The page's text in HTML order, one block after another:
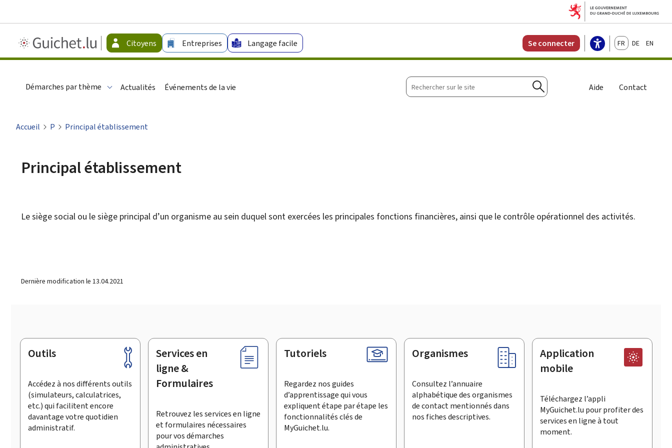
Guichet.lu
-
Citoyens Entreprises Langage facile Se connecter FrançaisDeutschEnglish
Démarches par thème Actualités Événements de la vie
Rechercher
sur
Rechercher
Aide Contact
Accueil P Principal établissement
Principal établissement
Le siège social ou le siège principal d’un organisme au sein duquel sont exercées les principales fonctions financières, ainsi que le contrôle opérationnel des activités.
Dernière modification le 13.04.2021
Pied
page
Outils
Accédez à nos différents outils
(simulateurs, calculatrices,
etc.) qui facilitent encore
davantage votre quotidien
administratif.
Services en
ligne &
Formulaires
Retrouvez les services en ligne
et formulaires nécessaires
pour vos démarches
Tutoriels
Regardez nos guides
d’apprentissage qui vous
expliquent étape par étape les
fonctionnalités clés de
MyGuichet.lu.
Organismes
Consultez l’annuaire
alphabétique des organismes
de contact mentionnés dans
nos fiches descriptives.
Application
mobile
Téléchargez l’appli
MyGuichet.lu pour profiter des
services en ligne à tout
moment.